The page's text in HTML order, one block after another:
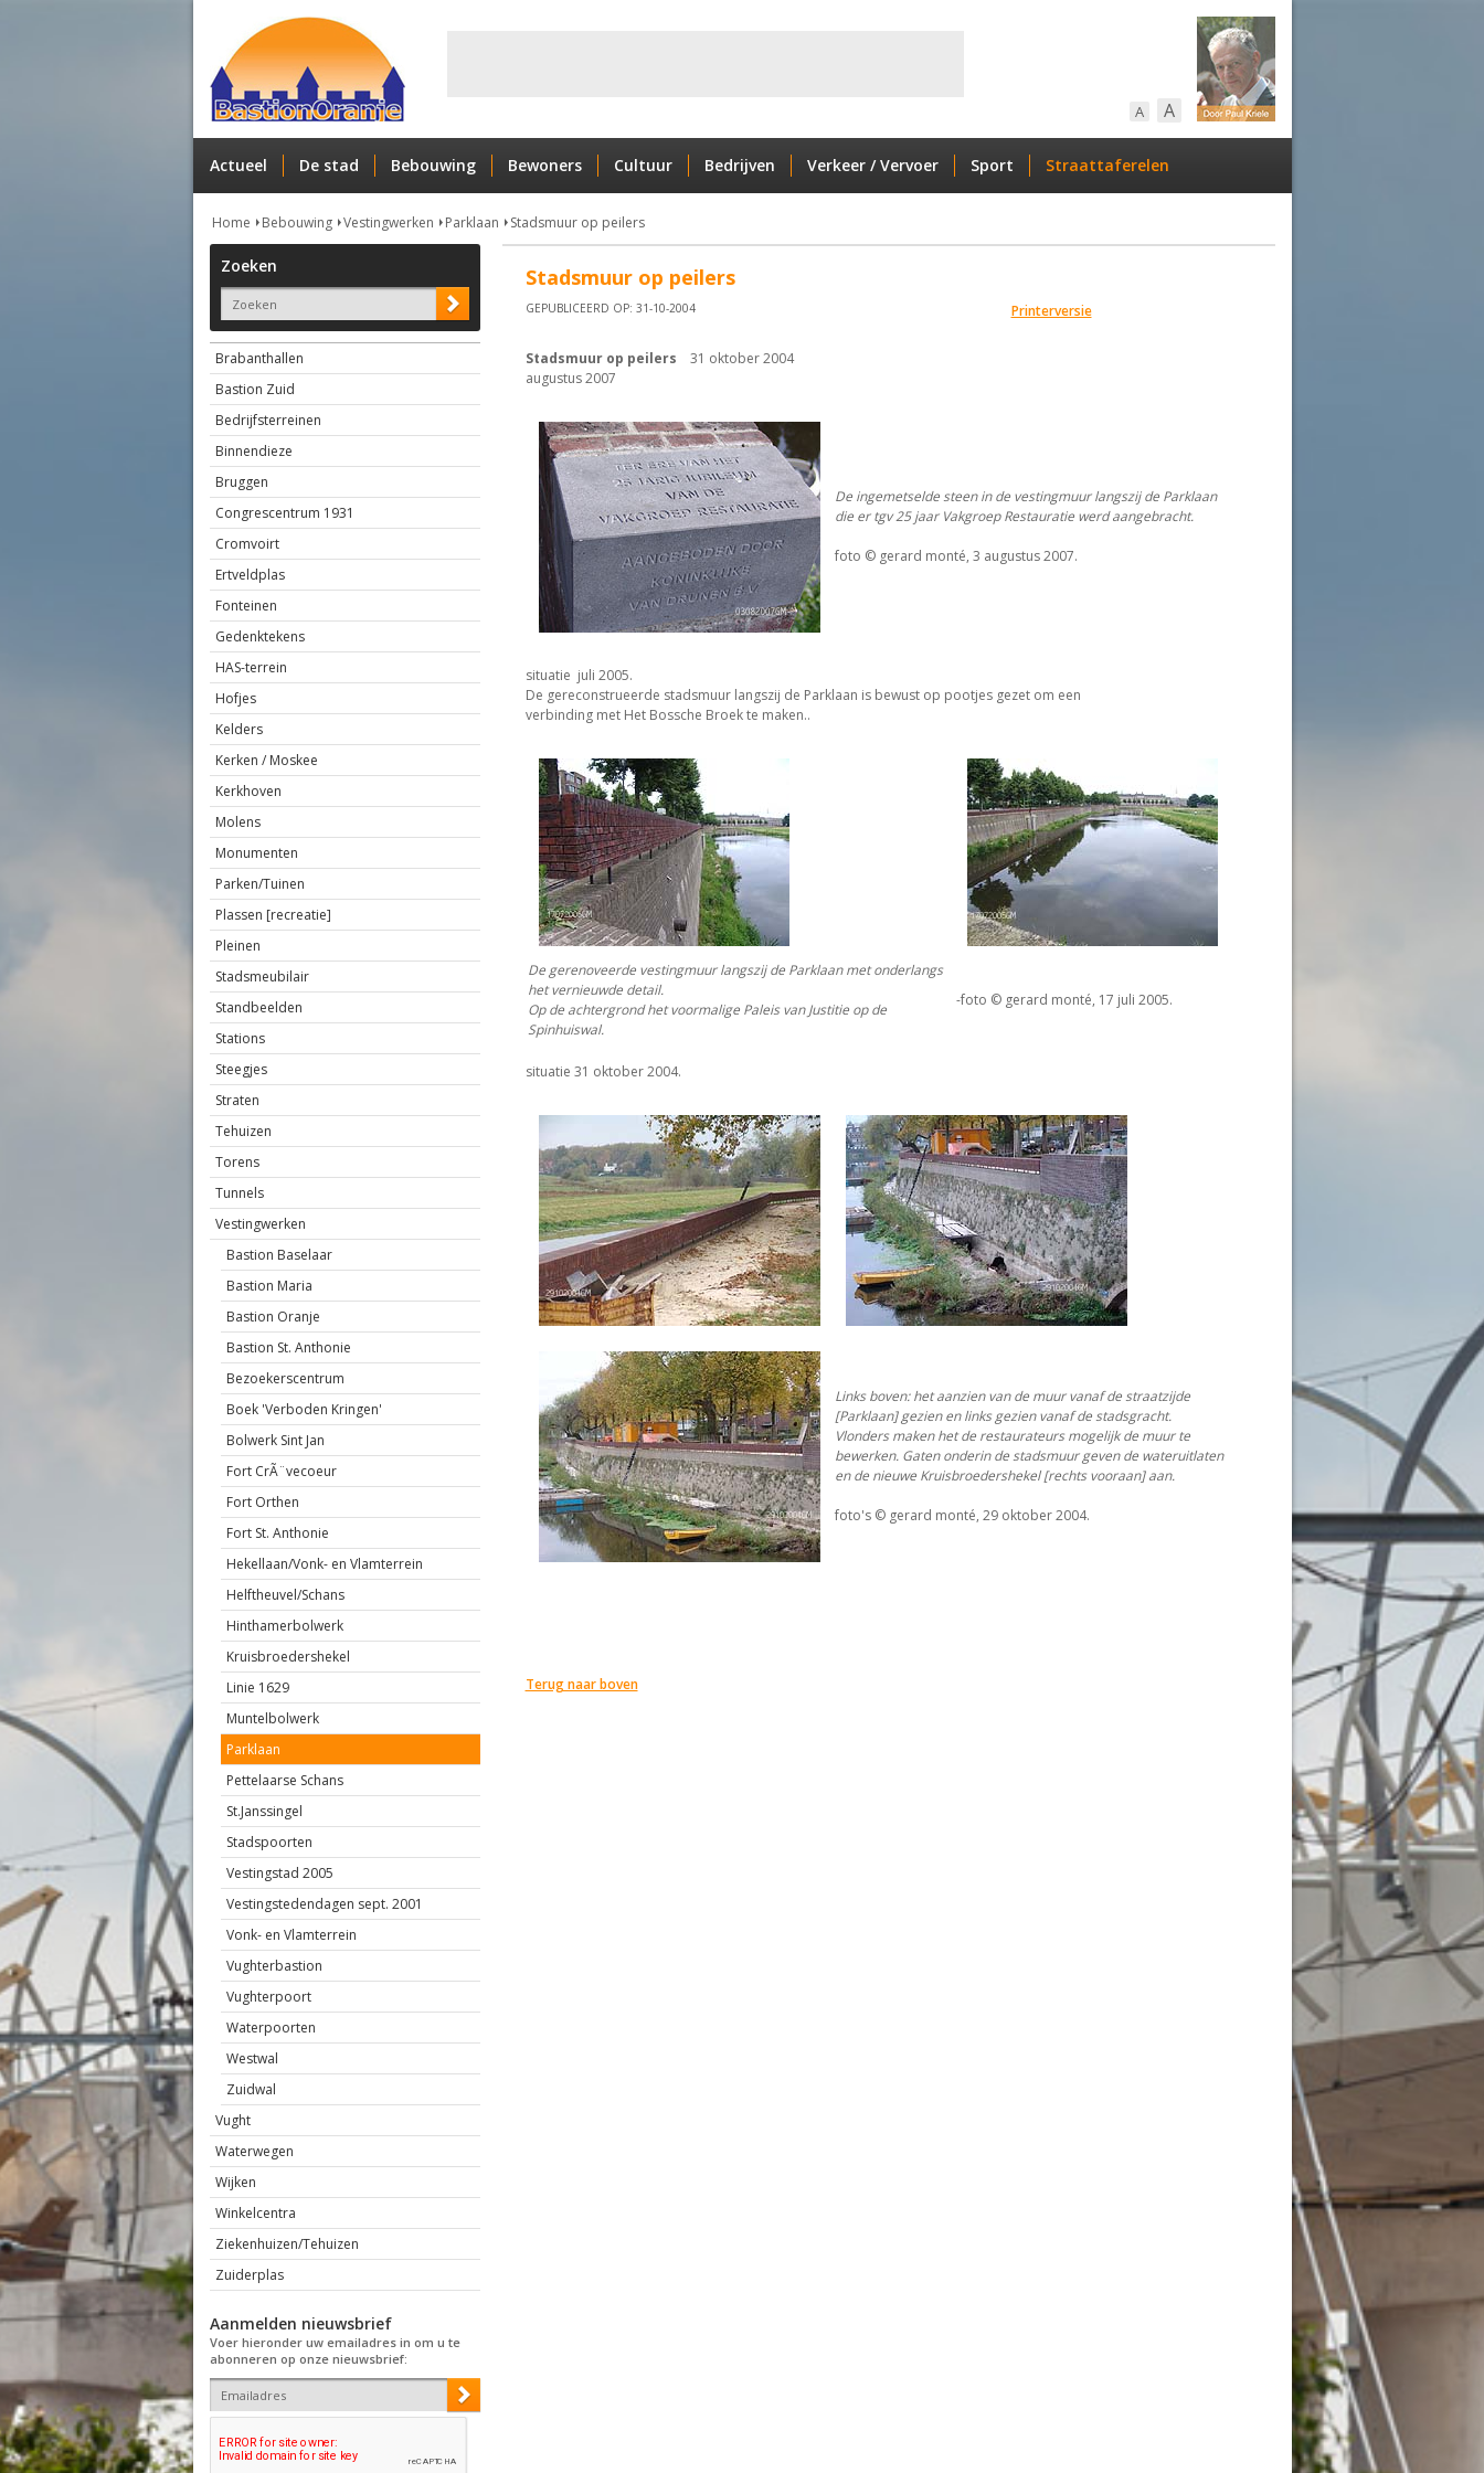
A A
Actueel De stad Bebouwing Bewoners Cultuur Bedrijven Verkeer / Vervoer Sport Straattaferelen
Home Bebouwing Vestingwerken Parklaan Stadsmuur op peilers
Zoeken
Brabanthallen
Bastion Zuid
Bedrijfsterreinen
Binnendieze
Bruggen
Congrescentrum 1931
Cromvoirt
Ertveldplas
Fonteinen
Gedenktekens
HAS-terrein
Hofjes
Kelders
Kerken / Moskee
Kerkhoven
Molens
Monumenten
Parken/Tuinen
Plassen [recreatie]
Pleinen
Stadsmeubilair
Standbeelden
Stations
Steegjes
Straten
Tehuizen
Torens
Tunnels
Vestingwerken
Bastion Baselaar
Bastion Maria
Bastion Oranje
Bastion St. Anthonie
Bezoekerscentrum
Boek 'Verboden Kringen'
Bolwerk Sint Jan
Fort CrÃ¨vecoeur
Fort Orthen
Fort St. Anthonie
Hekellaan/Vonk- en Vlamterrein
Helftheuvel/Schans
Hinthamerbolwerk
Kruisbroedershekel
Linie 1629
Muntelbolwerk
Parklaan
Pettelaarse Schans
St.Janssingel
Stadspoorten
Vestingstad 2005
Vestingstedendagen sept. 2001
Vonk- en Vlamterrein
Vughterbastion
Vughterpoort
Waterpoorten
Westwal
Zuidwal
Vught
Waterwegen
Wijken
Winkelcentra
Ziekenhuizen/Tehuizen
Zuiderplas
Aanmelden nieuwsbrief
Voer hieronder uw emailadres in om u te
abonneren op onze nieuwsbrief:
Stadsmuur op peilers
Printerversie
GEPUBLICEERD OP: 31-10-2004
Stadsmuur op peilers 31 oktober 2004
augustus 2007
De ingemetselde steen in de vestingmuur langszij de Parklaan
die er tgv 25 jaar Vakgroep Restauratie werd aangebracht.
foto © gerard monté, 3 augustus 2007.
situatie juli 2005.
De gereconstrueerde stadsmuur langszij de Parklaan is bewust op pootjes gezet om een
verbinding met Het Bossche Broek te maken..
De gerenoveerde vestingmuur langszij de Parklaan met onderlangs
het vernieuwde detail.
Op de achtergrond het voormalige Paleis van Justitie op de
Spinhuiswal.
-foto © gerard monté, 17 juli 2005.
situatie 31 oktober 2004.
Links boven: het aanzien van de muur vanaf de straatzijde
[Parklaan] gezien en links gezien vanaf de stadsgracht.
Vlonders maken het de restaurateurs mogelijk de muur te
bewerken. Gaten onderin de stadsmuur geven de wateruitlaten
en de nieuwe Kruisbroedershekel [rechts vooraan] aan.
foto's © gerard monté, 29 oktober 2004.
Terug naar boven